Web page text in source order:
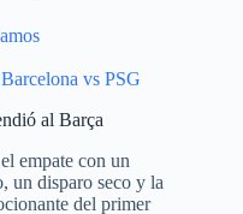
vs PSG
al Barça
empate con un
un disparo seco y la
del primer